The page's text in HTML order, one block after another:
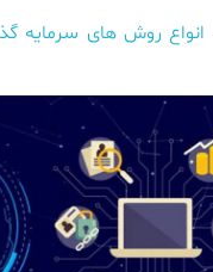
انواع روش های سرمایه